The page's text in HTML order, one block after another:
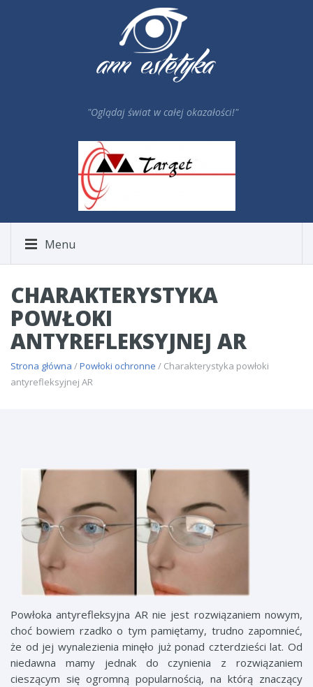
"Oglądaj świat w całej okazałości!"
Menu
CHARAKTERYSTYKA
POWŁOKI
ANTYREFLEKSYJNEJ AR
Strona główna /Powłoki ochronne / Charakterystyka powłoki
antyrefleksyjnej AR
Powłoka antyrefleksyjna AR nie jest rozwiązaniem nowym,
choć bowiem rzadko o tym pamiętamy, trudno zapomnieć,
że od jej wynalezienia minęło już ponad czterdzieści lat. Od
niedawna mamy jednak do czynienia z rozwiązaniem
cieszącym się ogromną popularnością, na którą znaczący